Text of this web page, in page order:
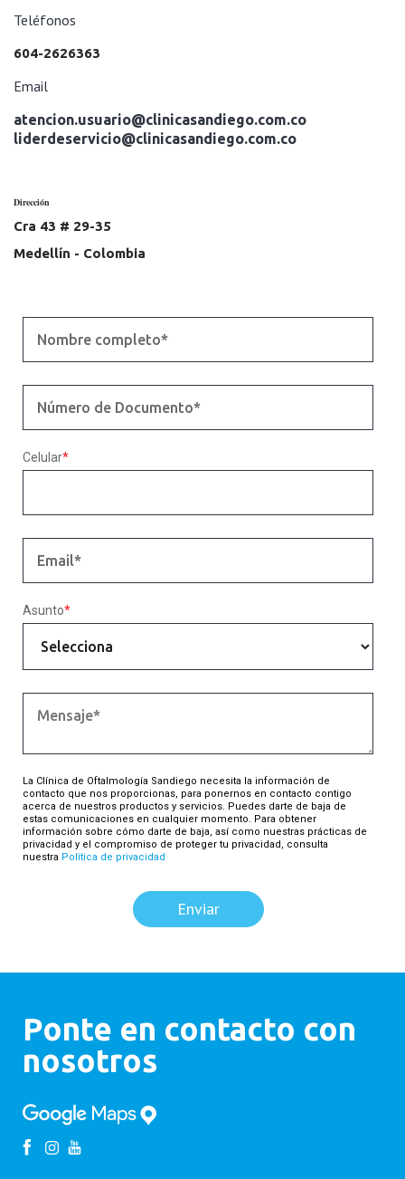
Teléfonos
604-2626363
Email
atencion.usuario@clinicasandiego.com.co
liderdeservicio@clinicasandiego.com.co
Dirección
Cra 43 # 29-35
Medellín - Colombia
Celular*
Asunto*
La Clínica de Oftalmología Sandiego necesita la información de
contacto que nos proporcionas, para ponernos en contacto contigo
acerca de nuestros productos y servicios. Puedes darte de baja de
estas comunicaciones en cualquier momento. Para obtener
información sobre cómo darte de baja, así como nuestras prácticas de
privacidad y el compromiso de proteger tu privacidad, consulta
nuestra Política de privacidad
Ponte en contacto con
nosotros